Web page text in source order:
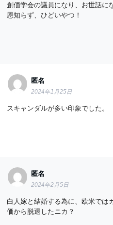
創価学会の議員になり、お世話に
恩知らず、ひどいやつ！
匿名
2024年1月25日
スキャンダルが多い印象でした。
匿名
2024年2月5日
白人嫁と結婚する為に、欧米では
価から脱退したニカ？